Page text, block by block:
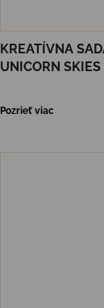
KREATÍVNA
UNICORN SKIES
Pozrieť viac